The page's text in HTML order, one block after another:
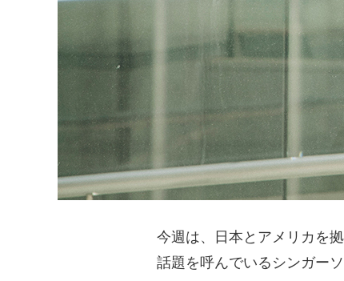
今週は、日本とアメリカを
話題を呼んでいるシンガー